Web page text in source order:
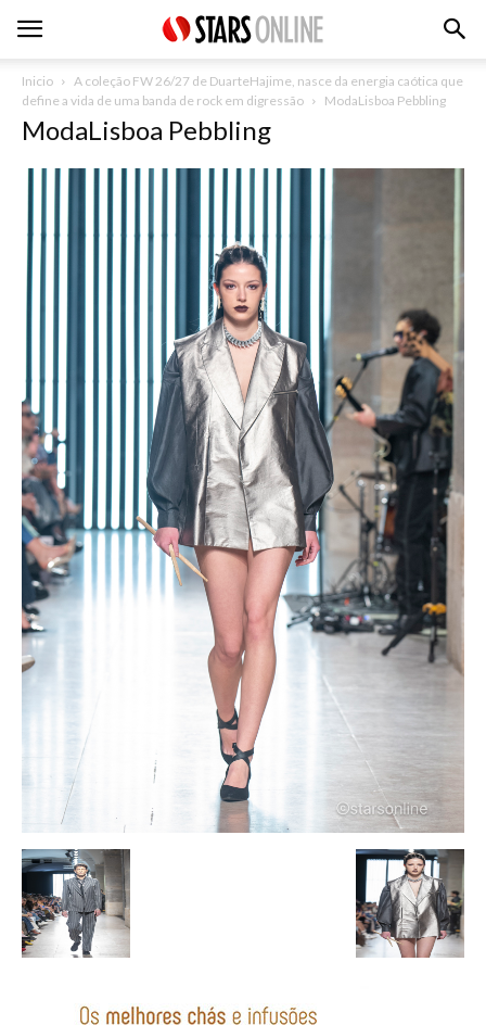
Inicio
A coleção FW 26/27 de DuarteHajime, nasce da energia caótica que
define a vida de uma banda de rock em digressão
ModaLisboa Pebbling
ModaLisboa Pebbling